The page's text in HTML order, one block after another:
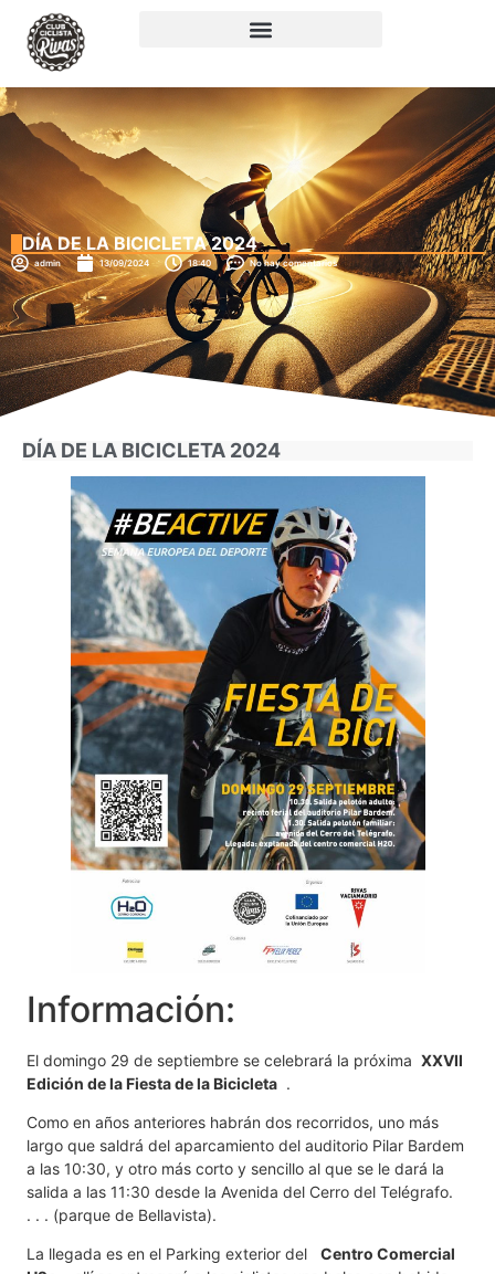
DÍA DE LA BICICLETA 2024
admin 13/09/2024 18:40 No hay comentarios
DÍA DE LA BICICLETA 2024
Información:
El domingo 29 de septiembre se celebrará la próxima XXVII
Edición de la Fiesta de la Bicicleta .
Como en años anteriores habrán dos recorridos, uno más
largo que saldrá del aparcamiento del auditorio Pilar Bardem
a las 10:30, y otro más corto y sencillo al que se le dará la
salida a las 11:30 desde la Avenida del Cerro del Telégrafo.
. . . (parque de Bellavista).
La llegada es en el Parking exterior del Centro Comercial